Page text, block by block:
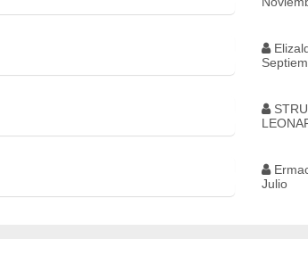
Julio